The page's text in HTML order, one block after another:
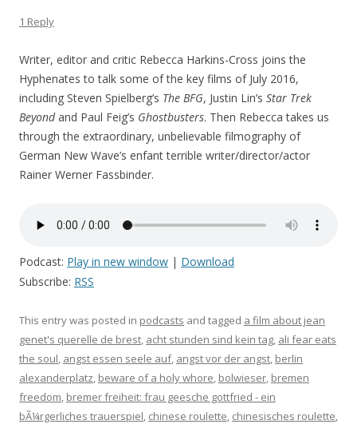
1 Reply
Writer, editor and critic Rebecca Harkins-Cross joins the
Hyphenates to talk some of the key films of July 2016,
including Steven Spielberg’s The BFG, Justin Lin’s Star Trek
Beyondand Paul Feig’s Ghostbusters. Then Rebecca takes us
through the extraordinary, unbelievable filmography of
German New Wave’s enfant terrible writer/director/actor
Rainer Werner Fassbinder.
Podcast: Play in new window | Download
Subscribe: RSS
This entry was posted in podcasts and tagged a film about jean
genet's querelle de brest, acht stunden sind kein tag, ali fear eats
the soul, angst essen seele auf, angst vor der angst, berlin
alexanderplatz, beware of a holy whore, bolwieser, bremen
freedom, bremer freiheit: frau geesche gottfried - ein
bÃ¼rgerliches trauerspiel, chinese roulette, chinesisches roulette,